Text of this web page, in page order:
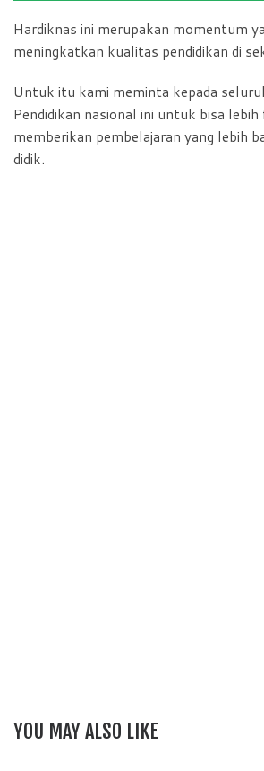
Hardiknas ini merupakan momentum
meningkatkan kualitas pendidikan di
Untuk itu kami meminta kepada
Pendidikan nasional ini untuk bisa
memberikan pembelajaran yang lebih
didik.
YOU MAY ALSO LIKE